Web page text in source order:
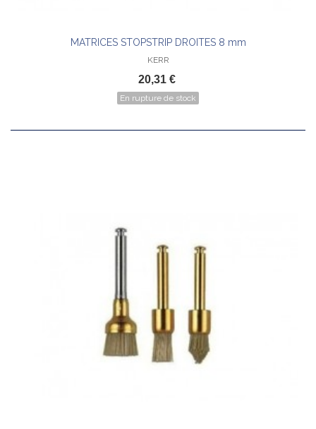
MATRICES STOPSTRIP DROITES 8 mm
KERR
20,31 €
En rupture de stock